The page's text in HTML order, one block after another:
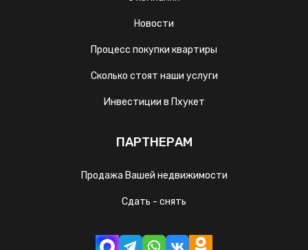
Новости
Процесс покупки квартиры
Сколько стоят наши услуги
Инвестиции в Пхукет
ПАРТНЕРАМ
Продажа Вашей недвижимости
Сдать - снять